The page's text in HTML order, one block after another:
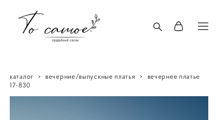
каталог > вечерние/выпускные платья >
вечернее платье
17-830